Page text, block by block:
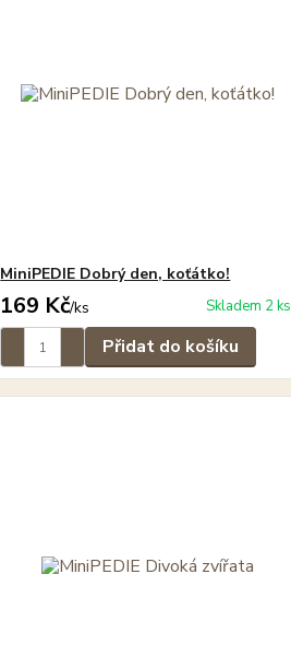
MiniPEDIE Dobrý den, koťátko!
169 Kč/ks Skladem 2 ks
Přidat do košíku